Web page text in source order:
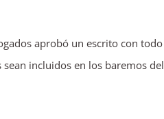
aprobó un escrito con
incluidos en los baremos